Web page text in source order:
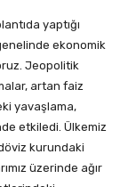
yaptığı
ekonomik
Jeopolitik
artan faiz
yavaşlama,
etkiledi. Ülkemiz
kurundaki
üzerinde ağır